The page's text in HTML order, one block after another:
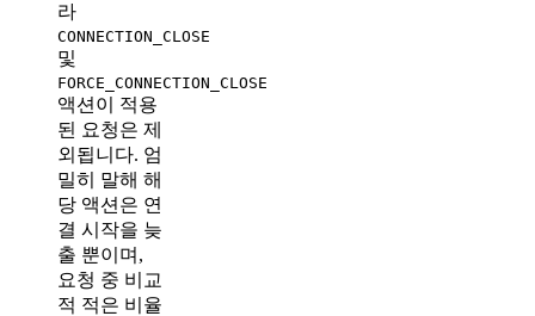
라
CONNECTION_CLOSE
및
FORCE_CONNECTION_CLOSE
액션이 적용
된 요청은 제
외됩니다. 엄
밀히 말해 해
당 액션은 연
결 시작을 늦
출 뿐이며,
요청 중 비교
적 적은 비율